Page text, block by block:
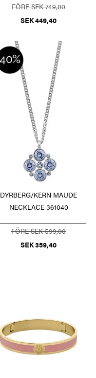
FÖRE SEK 749,00
SEK 449,40
DYRBERG/KERN MAUDE
NECKLACE 361040
FÖRE SEK 599,00
SEK 359,40